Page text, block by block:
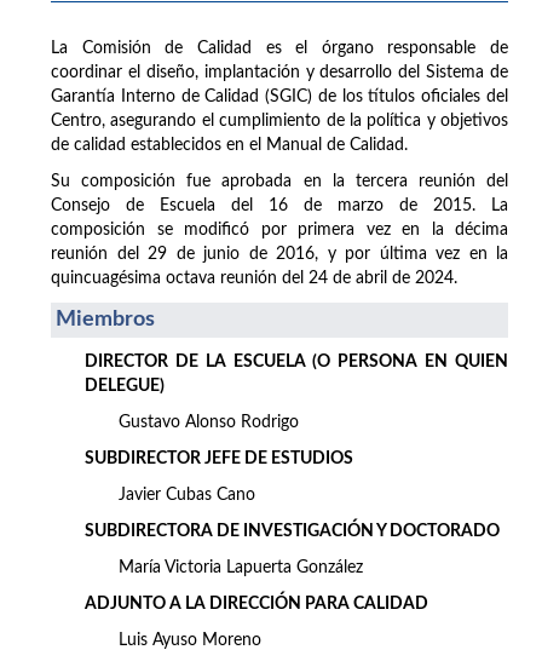
La Comisión de Calidad es el órgano responsable de
coordinar el diseño, implantación y desarrollo del Sistema de
Garantía Interno de Calidad (SGIC) de los títulos oficiales del
Centro, asegurando el cumplimiento de la política y objetivos
de calidad establecidos en el Manual de Calidad.
Su composición fue aprobada en la tercera reunión del
Consejo de Escuela del 16 de marzo de 2015. La
composición se modificó por primera vez en la décima
reunión del 29 de junio de 2016, y por última vez en la
quincuagésima octava reunión del 24 de abril de 2024.
Miembros
DIRECTOR DE LA ESCUELA (O PERSONA EN QUIEN
DELEGUE)
Gustavo Alonso Rodrigo
SUBDIRECTOR JEFE DE ESTUDIOS
Javier Cubas Cano
SUBDIRECTORA DE INVESTIGACIÓN Y DOCTORADO
María Victoria Lapuerta González
ADJUNTO A LA DIRECCIÓN PARA CALIDAD
Luis Ayuso Moreno